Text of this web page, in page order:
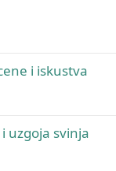
i iskustva
uzgoja svinja